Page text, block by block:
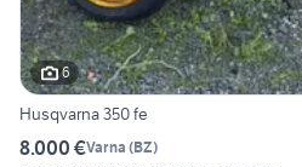
6
Husqvarna 350 fe
8.000 €Varna (BZ)